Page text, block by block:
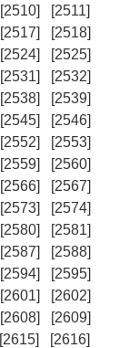
[2510]
[2511]
[2517]
[2518]
[2524]
[2525]
[2531]
[2532]
[2538]
[2539]
[2545]
[2546]
[2552]
[2553]
[2559]
[2560]
[2566]
[2567]
[2573]
[2574]
[2580]
[2581]
[2587]
[2588]
[2594]
[2595]
[2601]
[2602]
[2608]
[2609]
[2615]
[2616]